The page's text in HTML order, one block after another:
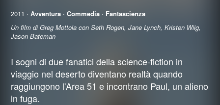
2011 · Avventura ·Commedia · Fantascienza
Un film di Greg Mottola con Seth Rogen, Jane Lynch, Kristen Wiig,
Jason Bateman
I sogni di due fanatici della science-fiction in
viaggio nel deserto diventano realtà quando
raggiungono l'Area 51 e incontrano Paul, un alieno
in fuga.